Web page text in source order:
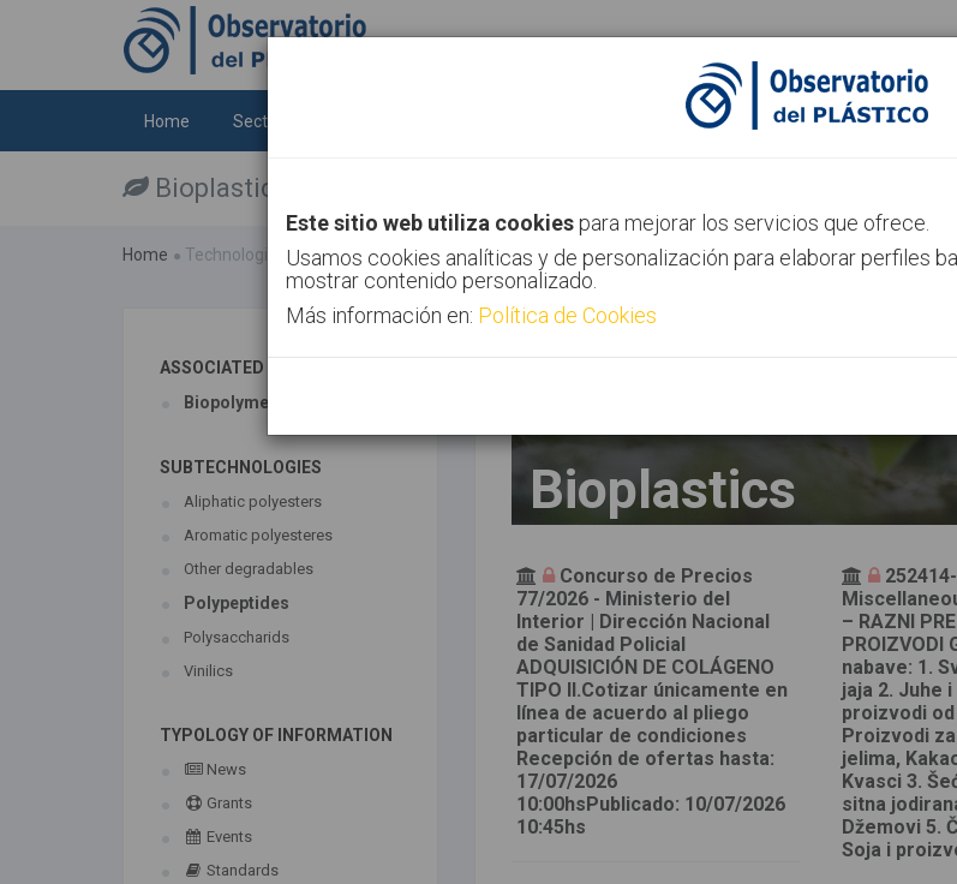
Home Sectors AIMPLAS Channel Contact
Bioplastics
Home Technologies Bioplastics
Este sitio web utiliza cookies para mejorar los servicios que ofrece.
Usamos cookies analíticas y de personalización para elaborar perfiles
mostrar contenido personalizado.
Más información en: Política de Cookies
ASSOCIATED TECHNOLOGIES
Biopolymers
SUBTECHNOLOGIES
Aliphatic polyesters
Aromatic polyesteres
Other degradables
Polypeptides
Polysaccharids
Vinilics
TYPOLOGY OF INFORMATION
News
Grants
Events
Standards
Bioplastics
Concurso de Precios
77/2026 - Ministerio del
Interior | Dirección Nacional
de Sanidad Policial
ADQUISICIÓN DE COLÁGENO
TIPO II.Cotizar únicamente en
línea de acuerdo al pliego
particular de condiciones
Recepción de ofertas hasta:
17/07/2026
10:00hsPublicado: 10/07/2026
10:45hs
– RAZNI
PROIZVODI
nabave: 1.
jaja 2. Juhe
proizvodi
Proizvodi
jelima,
Kvasci 3.
sitna
Džemovi 5.
Soja i